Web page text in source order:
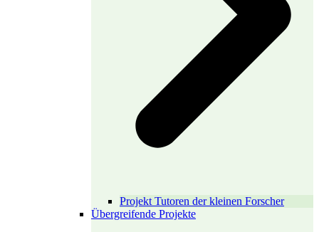
Projekt Tutoren der kleinen Forscher
Übergreifende Projekte